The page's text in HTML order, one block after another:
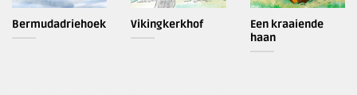
Bermudadriehoek Vikingkerkhof
Een kraaiende
haan